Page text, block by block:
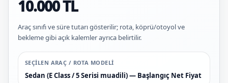
10.000 TL
Araç sınıfı ve süre tutarı gösterilir; rota, köprü/otoyol ve
bekleme gibi açık kalemler ayrıca belirtilir.
SEÇILEN ARAÇ / ROTA MODELI
Sedan (E Class / 5 Serisi muadili) — Başlangıç Net Fiyat